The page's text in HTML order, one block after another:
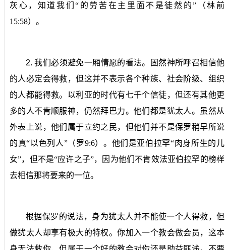
灰心，知道我们“的劳苦在主里面不是徒然的”（林前
15:58）。
2.我们必须避免一厢情愿的看法。
固然神所呼召相信他
的人必定会得救，但这并不表示各个种族、社会阶级、组织
的人都能得救。以利亚的时代有七千个信徒，但还有其他更
多的人不肯顺服神，仍然拜巴力。他们都是犹太人。虽然从
外表上说，他们属于立约之民，但他们并不是保罗稍早所说
的真“以色列人”（罗9:6）。他们是亚伯拉罕“肉身所生的儿
女”，但不是“应许之子”，因为他们不肯效法亚伯拉罕的榜样
去相信那将要来的一位。
根据保罗的说法，身为犹太人并不能使一个人得救，但
做犹太人却享有极大的特权。你加入一个教会做会员，这本